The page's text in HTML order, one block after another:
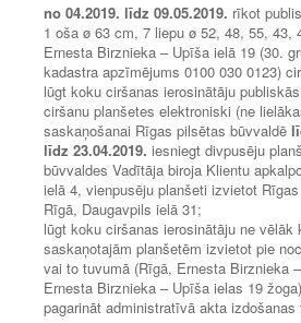
no 04.2019. līdz 09.05.2019. rīkot
1 oša ø 63 cm, 7 liepu ø 52, 48, 55, 43,
Ernesta Birznieka – Upīša ielā 19 (30.
kadastra apzīmējums 0100 030 0123)
lūgt koku ciršanas ierosinātāju
ciršanu planšetes elektroniski (ne
saskaņošanai Rīgas pilsētas būvvaldē
līdz 23.04.2019. iesniegt divpusēju
būvvaldes Vadītāja biroja Klientu
ielā 4, vienpusēju planšeti izvietot
Rīgā, Daugavpils ielā 31;
lūgt koku ciršanas ierosinātāju ne vēlāk
saskaņotajām planšetēm izvietot pie
vai to tuvumā (Rīgā, Ernesta Birznieka
Ernesta Birznieka – Upīša ielas 19
pagarināt administratīvā akta izdošanas